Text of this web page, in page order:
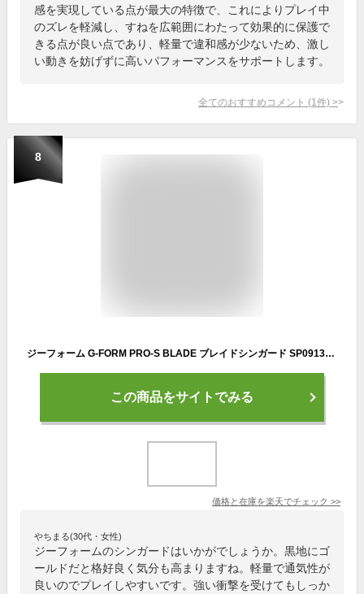
感を実現している点が最大の特徴で、これによりプレイ中
のズレを軽減し、すねを広範囲にわたって効果的に保護で
きる点が良い点であり、軽量で違和感が少ないため、激し
い動きを妨げずに高いパフォーマンスをサポートします。
全てのおすすめコメント (1 件) >
8
ジーフォーム G-FORM PRO-S BLADE ブレイドシンガード SP0913101 サッカー フットサル レガース すね当て スリーブ付き ブラック ゴールド
この商品をサイトでみる
価格と在庫を楽天でチェック >>
やちまる(30代・女性)
ジーフォームのシンガードはいかがでしょうか。黒地にゴ
ールドだと格好良く気分も高まりますね。軽量で通気性が
良いのでプレイしやすいです。強い衝撃を受けてもしっか